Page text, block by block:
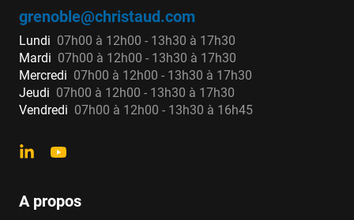
grenoble@christaud.com
Lundi 07h00 à 12h00 - 13h30 à 17h30
Mardi 07h00 à 12h00 - 13h30 à 17h30
Mercredi 07h00 à 12h00 - 13h30 à 17h30
Jeudi 07h00 à 12h00 - 13h30 à 17h30
Vendredi 07h00 à 12h00 - 13h30 à 16h45
A propos